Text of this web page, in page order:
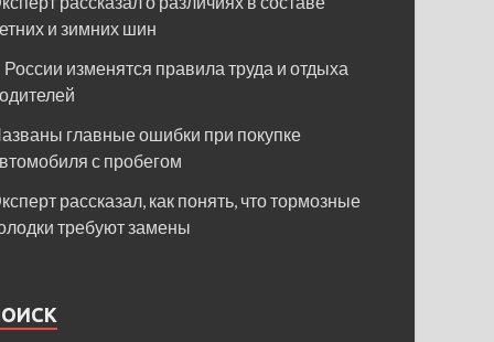
и зимних шин
России изменятся правила труда и отдыха
главные ошибки при покупке
с пробегом
рассказал, как понять, что тормозные
требуют замены